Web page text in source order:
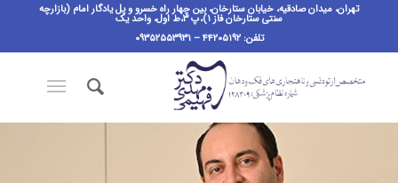
تهران، میدان صادقیه، خیابان ستارخان، بین چهار راه خسرو و پل یادگار امام (بازارچه
سنتی ستارخان فاز ۱)،پ ٣،ط اول، واحد یک
تلفن: ۴۴۲۰۵۱۹۲ – ۰۹۳۵۲۵۵۳۹۳۱